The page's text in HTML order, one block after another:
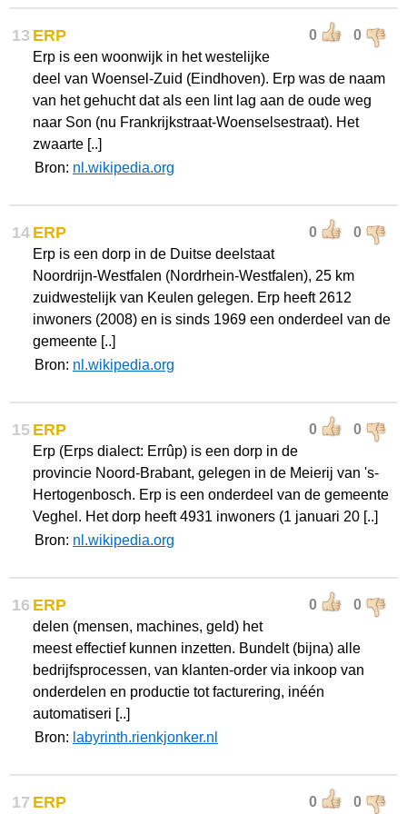
13 0 0
ERP
Erp is een woonwijk in het westelijke
deel van Woensel-Zuid (Eindhoven). Erp was de naam
van het gehucht dat als een lint lag aan de oude weg
naar Son (nu Frankrijkstraat-Woenselsestraat). Het
zwaarte [..]
Bron: nl.wikipedia.org
14 0 0
ERP
Erp is een dorp in de Duitse deelstaat
Noordrijn-Westfalen (Nordrhein-Westfalen), 25 km
zuidwestelijk van Keulen gelegen. Erp heeft 2612
inwoners (2008) en is sinds 1969 een onderdeel van de
gemeente [..]
Bron: nl.wikipedia.org
15 0 0
ERP
Erp (Erps dialect: Errûp) is een dorp in de
provincie Noord-Brabant, gelegen in de Meierij van 's-
Hertogenbosch. Erp is een onderdeel van de gemeente
Veghel. Het dorp heeft 4931 inwoners (1 januari 20 [..]
Bron: nl.wikipedia.org
16 0 0
ERP
delen (mensen, machines, geld) het
meest effectief kunnen inzetten. Bundelt (bijna) alle
bedrijfsprocessen, van klanten-order via inkoop van
onderdelen en productie tot facturering, inéén
automatiseri [..]
Bron: labyrinth.rienkjonker.nl
17 0 0
ERP